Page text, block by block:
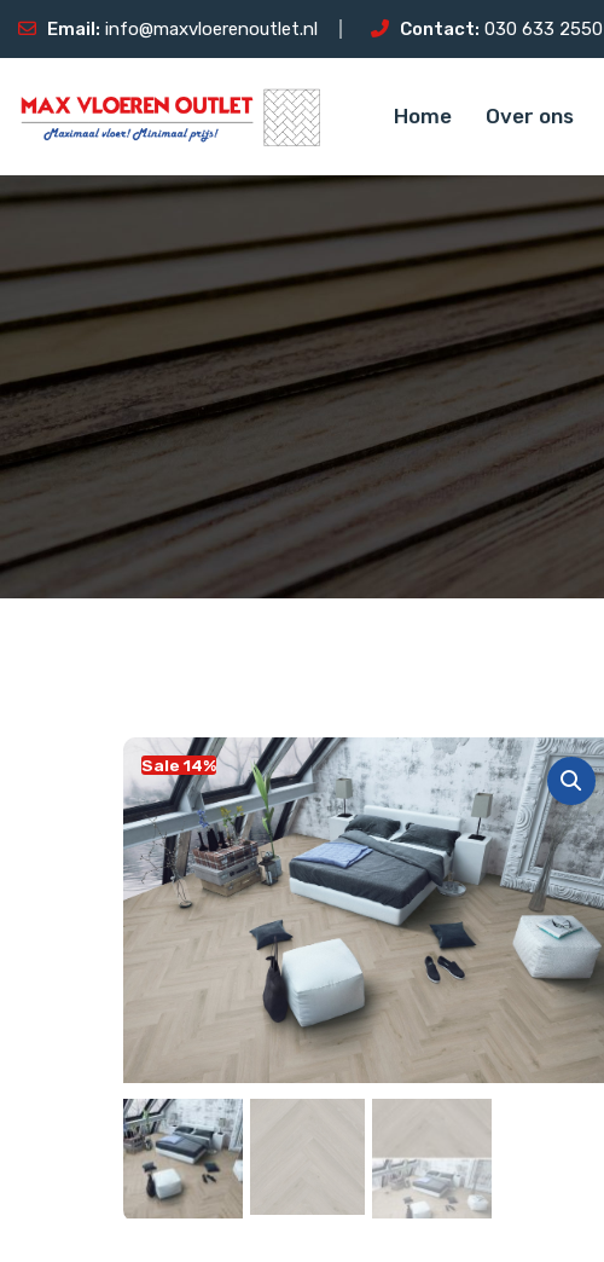
Email: info@maxvloerenoutlet.nl Contact: 030 633 2550
Home Over ons
Sale 14%